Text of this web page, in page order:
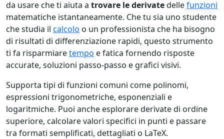
da usare che ti aiuta a trovare le derivatedellefunzioni
matematiche istantaneamente. Che tu sia uno studente
che studia il calcolo o un professionista che ha bisogno
di risultati di differenziazione rapidi, questo strumento
ti fa risparmiaretempo e fatica fornendo risposte
accurate, soluzioni passo-passo e grafici visivi.
Supporta tipi di funzioni comuni come polinomi,
espressioni trigonometriche, esponenziali e
logaritmiche. Puoi anche esplorare derivate di ordine
superiore, calcolare valori specifici in punti e passare
tra formati semplificati, dettagliati o LaTeX.